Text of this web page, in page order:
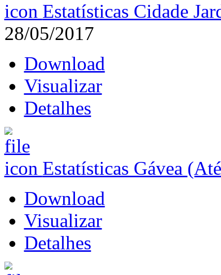
Estatísticas Cidade
28/05/2017
Download
Visualizar
Detalhes
Estatísticas Gávea
Download
Visualizar
Detalhes